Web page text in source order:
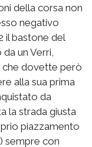
della corsa non
negativo
il bastone del
un Verri,
che dovette però
alla sua prima
da
la strada giusta
piazzamento
sempre con